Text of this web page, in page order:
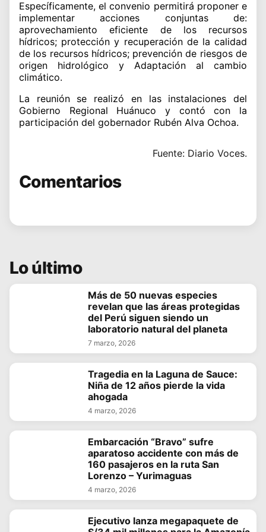
Específicamente, el convenio permitirá proponer e
implementar acciones conjuntas de:
aprovechamiento eficiente de los recursos
hídricos; protección y recuperación de la calidad
de los recursos hídricos; prevención de riesgos de
origen hidrológico y Adaptación al cambio
climático.
La reunión se realizó en las instalaciones del
Gobierno Regional Huánuco y contó con la
participación del gobernador Rubén Alva Ochoa.
Fuente: Diario Voces.
Comentarios
Lo último
Más de 50 nuevas especies
revelan que las áreas protegidas
del Perú siguen siendo un
laboratorio natural del planeta
7 marzo, 2026
Tragedia en la Laguna de Sauce:
Niña de 12 años pierde la vida
ahogada
4 marzo, 2026
Embarcación “Bravo” sufre
aparatoso accidente con más de
160 pasajeros en la ruta San
Lorenzo – Yurimaguas
4 marzo, 2026
Ejecutivo lanza megapaquete de